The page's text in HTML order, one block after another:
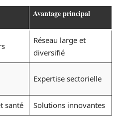
Avantage principal
Réseau large et
diversifié
Expertise sectorielle
santé Solutions innovantes